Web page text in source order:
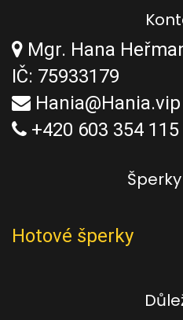
Mgr. Hana
IČ: 75933179
Hania@Hania.vip
+420 603 354 115
Hotové šperky